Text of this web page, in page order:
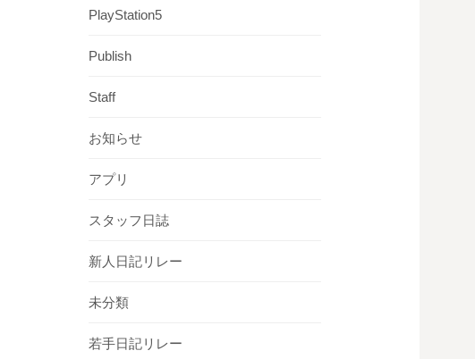
PlayStation5
Publish
Staff
お知らせ
アプリ
スタッフ日誌
新人日記リレー
未分類
若手日記リレー